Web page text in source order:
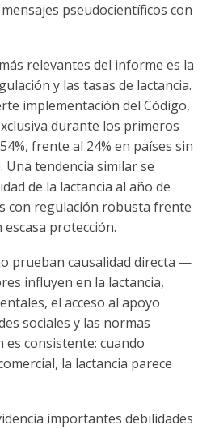
pseudocientíficos con
relevantes del informe es la
y las tasas de lactancia.
implementación del Código,
durante los primeros
frente al 24% en países sin
tendencia similar se
de la lactancia al año de
con regulación robusta frente
escasa protección.
prueban causalidad directa —
influyen en la lactancia,
el acceso al apoyo
sociales y las normas
consistente: cuando
la lactancia parece
importantes debilidades